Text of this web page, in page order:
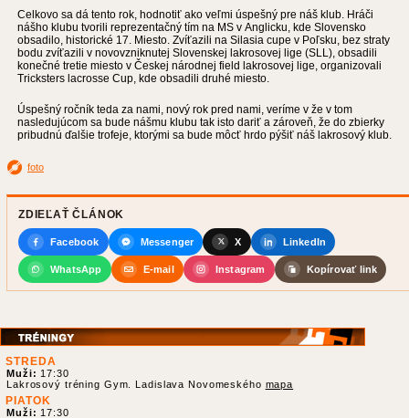
Celkovo sa dá tento rok, hodnotiť ako veľmi úspešný pre náš klub. Hráči
nášho klubu tvorili reprezentačný tím na MS v Anglicku, kde Slovensko
obsadilo, historické 17. Miesto. Zvíťazili na Silasia cupe v Poľsku, bez straty
bodu zvíťazili v novovzniknutej Slovenskej lakrosovej lige (SLL), obsadili
konečné tretie miesto v Českej národnej field lakrosovej lige, organizovali
Tricksters lacrosse Cup, kde obsadili druhé miesto.
Úspešný ročník teda za nami, nový rok pred nami, veríme v že v tom
nasledujúcom sa bude nášmu klubu tak isto dariť a zároveň, že do zbierky
pribudnú ďalšie trofeje, ktorými sa bude môcť hrdo pýšiť náš lakrosový klub.
foto
ZDIEĽAŤ ČLÁNOK
Facebook Messenger X LinkedIn
WhatsApp E-mail Instagram Kopírovať link
STREDA
Muži: 17:30
Lakrosový tréning Gym. Ladislava Novomeského mapa
PIATOK
Muži: 17:30